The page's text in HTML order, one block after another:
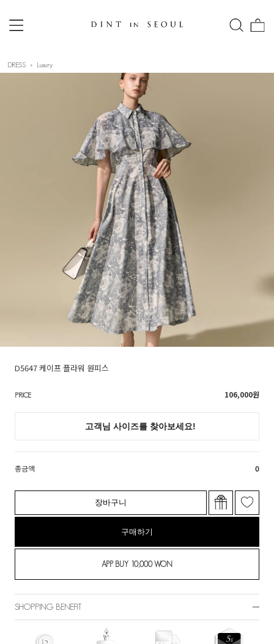
DRESS Luxury
D5647 케이프 플라워 원피스
PRICE 106,000원
총금액 0
장바구니
구매하기
SHOPPING BENEFIT